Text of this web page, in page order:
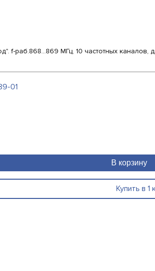
раб.868...869 МГц, 10 частотных каналов,
01
В корзину
Купить в 1